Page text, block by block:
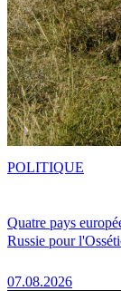
Quatre pays
Russie pour
07.08.2026
POLITIQUE